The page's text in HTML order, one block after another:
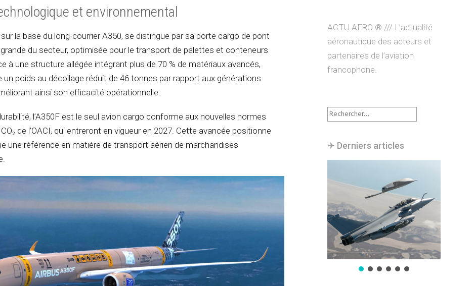
et environnemental
sur la base du long-courrier A350, se distingue par sa porte cargo de pont
grande du secteur, optimisée pour le transport de palettes et conteneurs
à une structure allégée intégrant plus de 70 % de matériaux avancés,
un poids au décollage réduit de 46 tonnes par rapport aux générations
ainsi son efficacité opérationnelle.
l’A350F est le seul avion cargo conforme aux nouvelles normes
de l’OACI, qui entreront en vigueur en 2027. Cette avancée positionne
une référence en matière de transport aérien de marchandises
ACTU AERO ® /// L’actualité
aéronautique des acteurs et
partenaires de l’aviation
francophone.
Rechercher :
✈︎ Derniers articles